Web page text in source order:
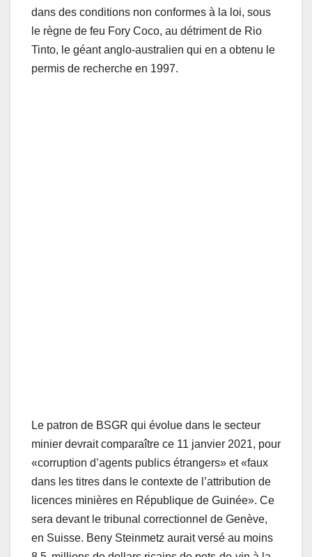
dans des conditions non conformes à la loi, sous
le règne de feu Fory Coco, au détriment de Rio
Tinto, le géant anglo-australien qui en a obtenu le
permis de recherche en 1997.
Le patron de BSGR qui évolue dans le secteur
minier devrait comparaître ce 11 janvier 2021, pour
«corruption d’agents publics étrangers» et «faux
dans les titres dans le contexte de l’attribution de
licences minières en République de Guinée». Ce
sera devant le tribunal correctionnel de Genève,
en Suisse. Beny Steinmetz aurait versé au moins